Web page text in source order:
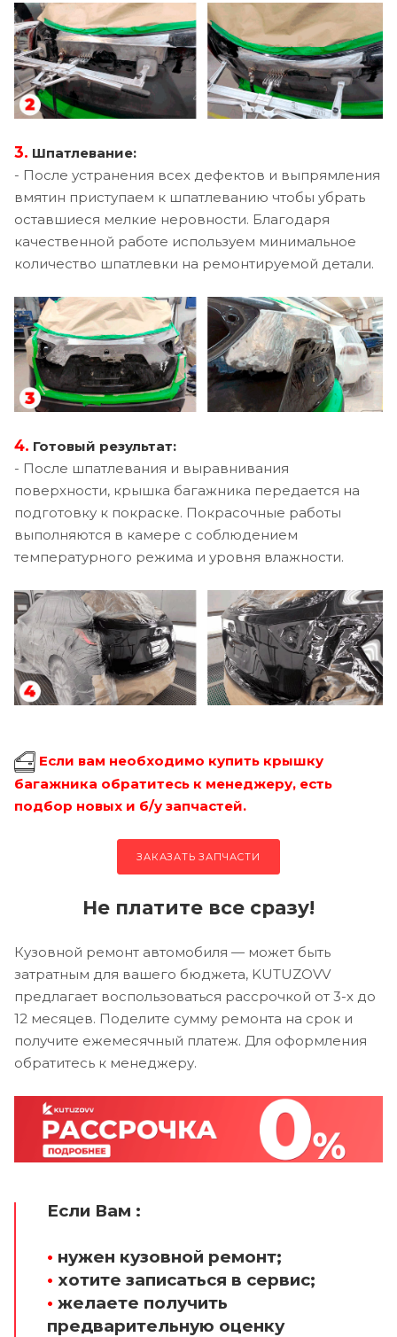
3. Шпатлевание:
- После устранения всех дефектов и выпрямления
вмятин приступаем к шпатлеванию чтобы убрать
оставшиеся мелкие неровности. Благодаря
качественной работе используем минимальное
количество шпатлевки на ремонтируемой детали.
4. Готовый результат:
- После шпатлевания и выравнивания
поверхности, крышка багажника передается на
подготовку к покраске. Покрасочные работы
выполняются в камере с соблюдением
температурного режима и уровня влажности.
Если вам необходимо купить крышку
багажника обратитесь к менеджеру, есть
подбор новых и б/у запчастей.
ЗАКАЗАТЬ ЗАПЧАСТИ
Не платите все сразу!
Кузовной ремонт автомобиля — может быть
затратным для вашего бюджета, KUTUZOVV
предлагает воспользоваться рассрочкой от 3-х до
12 месяцев. Поделите сумму ремонта на срок и
получите ежемесячный платеж. Для оформления
обратитесь к менеджеру.
Если Вам :
• нужен кузовной ремонт;
• хотите записаться в сервис;
• желаете получить
предварительную оценку